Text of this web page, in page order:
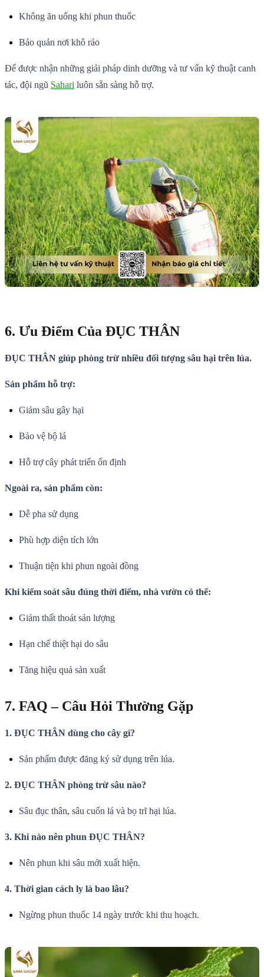
Không ăn uống khi phun thuốc
Bảo quản nơi khô ráo
Để được nhận những giải pháp dinh dưỡng và tư vấn kỹ thuật canh
tác, đội ngũ Sahari luôn sẵn sàng hỗ trợ.
6. Ưu Điểm Của ĐỤC THÂN
ĐỤC THÂN giúp phòng trừ nhiều đối tượng sâu hại trên lúa.
Sản phẩm hỗ trợ:
Giảm sâu gây hại
Bảo vệ bộ lá
Hỗ trợ cây phát triển ổn định
Ngoài ra, sản phẩm còn:
Dễ pha sử dụng
Phù hợp diện tích lớn
Thuận tiện khi phun ngoài đồng
Khi kiểm soát sâu đúng thời điểm, nhà vườn có thể:
Giảm thất thoát sản lượng
Hạn chế thiệt hại do sâu
Tăng hiệu quả sản xuất
7. FAQ – Câu Hỏi Thường Gặp
1. ĐỤC THÂN dùng cho cây gì?
Sản phẩm được đăng ký sử dụng trên lúa.
2. ĐỤC THÂN phòng trừ sâu nào?
Sâu đục thân, sâu cuốn lá và bọ trĩ hại lúa.
3. Khi nào nên phun ĐỤC THÂN?
Nên phun khi sâu mới xuất hiện.
4. Thời gian cách ly là bao lâu?
Ngừng phun thuốc 14 ngày trước khi thu hoạch.